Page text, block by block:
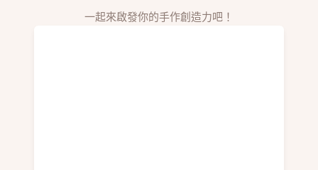
一起來啟發你的手作創造力吧！